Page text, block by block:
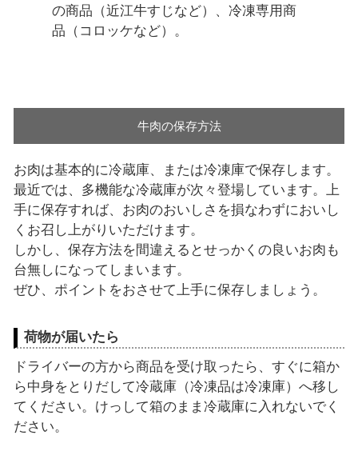
の商品（近江牛すじなど）、冷凍専用商
品（コロッケなど）。
牛肉の保存方法
お肉は基本的に冷蔵庫、または冷凍庫で保存します。
最近では、多機能な冷蔵庫が次々登場しています。上
手に保存すれば、お肉のおいしさを損なわずにおいし
くお召し上がりいただけます。
しかし、保存方法を間違えるとせっかくの良いお肉も
台無しになってしまいます。
ぜひ、ポイントをおさせて上手に保存しましょう。
荷物が届いたら
ドライバーの方から商品を受け取ったら、すぐに箱か
ら中身をとりだして冷蔵庫（冷凍品は冷凍庫）へ移し
てください。けっして箱のまま冷蔵庫に入れないでく
ださい。